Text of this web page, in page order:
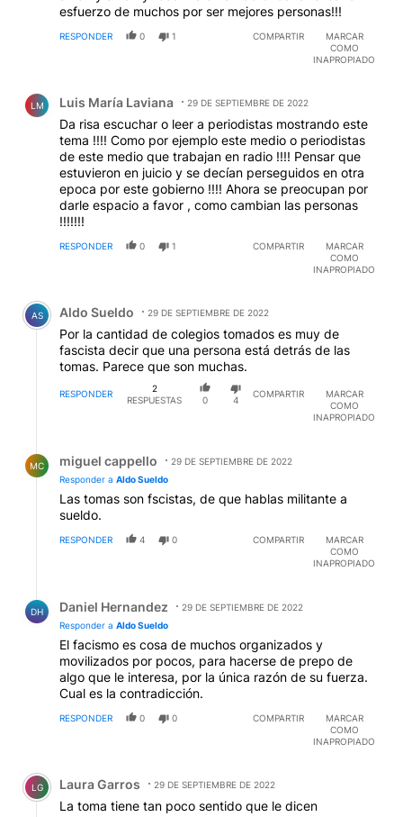
esfuerzo de muchos por ser mejores personas!!!
RESPONDER 0 1 COMPARTIR
MARCAR
COMO
INAPROPIADO
LM Luis María Laviana 29 DE SEPTIEMBRE DE 2022
Da risa escuchar o leer a periodistas mostrando este
tema !!!! Como por ejemplo este medio o periodistas
de este medio que trabajan en radio !!!! Pensar que
estuvieron en juicio y se decían perseguidos en otra
epoca por este gobierno !!!! Ahora se preocupan por
darle espacio a favor , como cambian las personas
!!!!!!!
RESPONDER 0 1 COMPARTIR
MARCAR
COMO
INAPROPIADO
Comentario de Aldo Sueldo.
AS Aldo Sueldo 29 DE SEPTIEMBRE DE 2022
Por la cantidad de colegios tomados es muy de
fascista decir que una persona está detrás de las
tomas. Parece que son muchas.
RESPONDER
2
RESPUESTAS
0 4
COMPARTIR
MARCAR
COMO
INAPROPIADO
MC miguel cappello
29 DE SEPTIEMBRE DE 2022
Responder a Aldo Sueldo
Las tomas son fscistas, de que hablas militante a
sueldo.
RESPONDER 4 0 COMPARTIR
MARCAR
COMO
INAPROPIADO
DH Daniel Hernandez
29 DE SEPTIEMBRE DE 2022
Responder a Aldo Sueldo
El facismo es cosa de muchos organizados y
movilizados por pocos, para hacerse de prepo de
algo que le interesa, por la única razón de su fuerza.
Cual es la contradicción.
RESPONDER 0 0 COMPARTIR
MARCAR
COMO
INAPROPIADO
Comentario de Laura Garros.
LG Laura Garros 29 DE SEPTIEMBRE DE 2022
La toma tiene tan poco sentido que le dicen